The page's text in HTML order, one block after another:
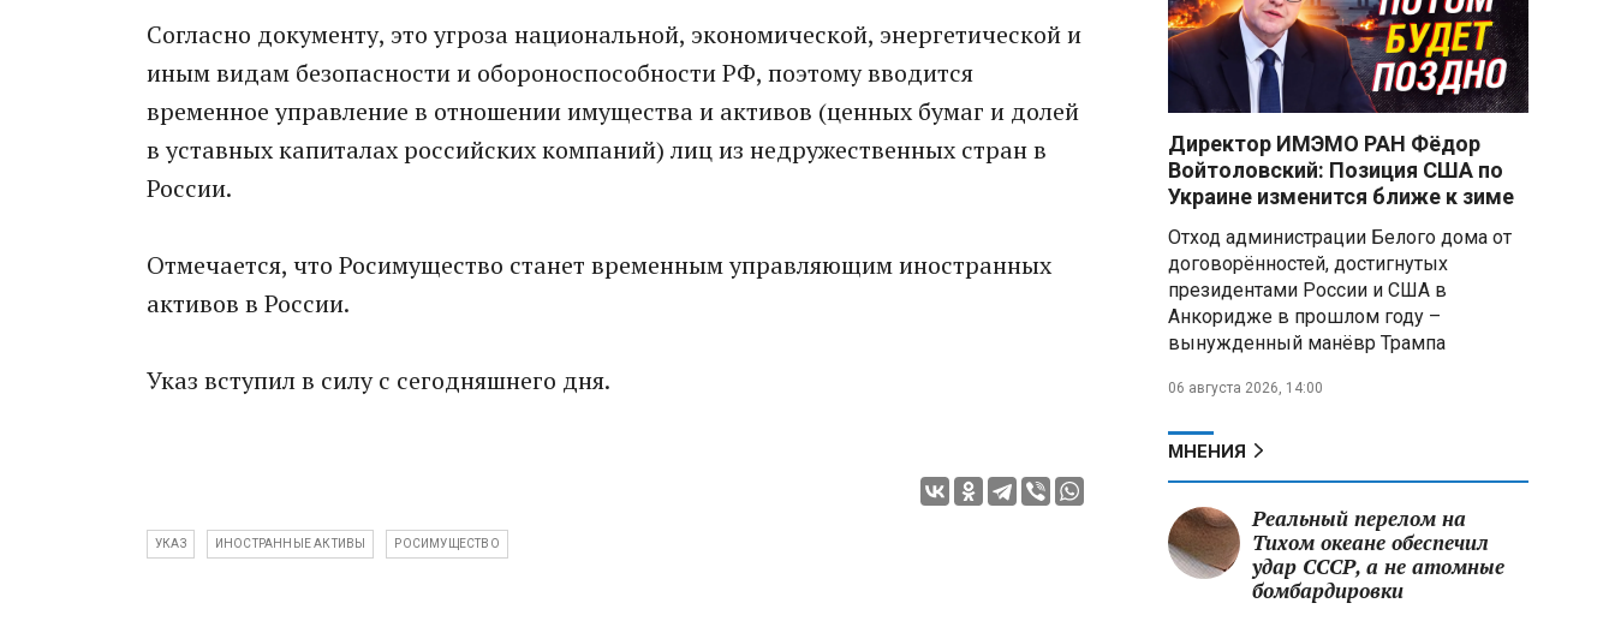
Согласно документу, это угроза национальной, экономической, энергетической и
иным видам безопасности и обороноспособности РФ, поэтому вводится
временное управление в отношении имущества и активов (ценных бумаг и долей
в уставных капиталах российских компаний) лиц из недружественных стран в
России.
Отмечается, что Росимущество станет временным управляющим иностранных
активов в России.
Указ вступил в силу с сегодняшнего дня.
УКАЗ ИНОСТРАННЫЕ АКТИВЫ РОСИМУЩЕСТВО
Директор ИМЭМО РАН Фёдор
Войтоловский: Позиция США по
Украине изменится ближе к зиме
Отход администрации Белого дома от
договорённостей, достигнутых
президентами России и США в
Анкоридже в прошлом году –
вынужденный манёвр Трампа
06 августа 2026, 14:00
МНЕНИЯ
Реальный перелом на
Тихом океане обеспечил
удар СССР, а не атомные
бомбардировки